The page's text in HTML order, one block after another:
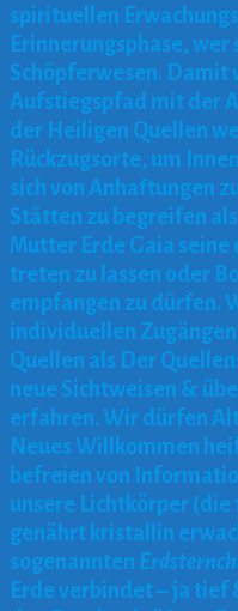
spirituellen
Erinnerungsphase,
Schöpferwesen. Damit
Aufstiegspfad mit der
der Heiligen Quellen
Rückzugsorte, um
sich von Anhaftungen
Stätten zu begreifen
Mutter Erde Gaia seine
treten zu lassen oder
empfangen zu dürfen.
individuellen
Quellen als Der
neue Sichtweisen &
erfahren. Wir dürfen
Neues Willkommen
befreien von
unsere Lichtkörper (die
genährt kristallin
sogenannten
Erde verbindet – ja